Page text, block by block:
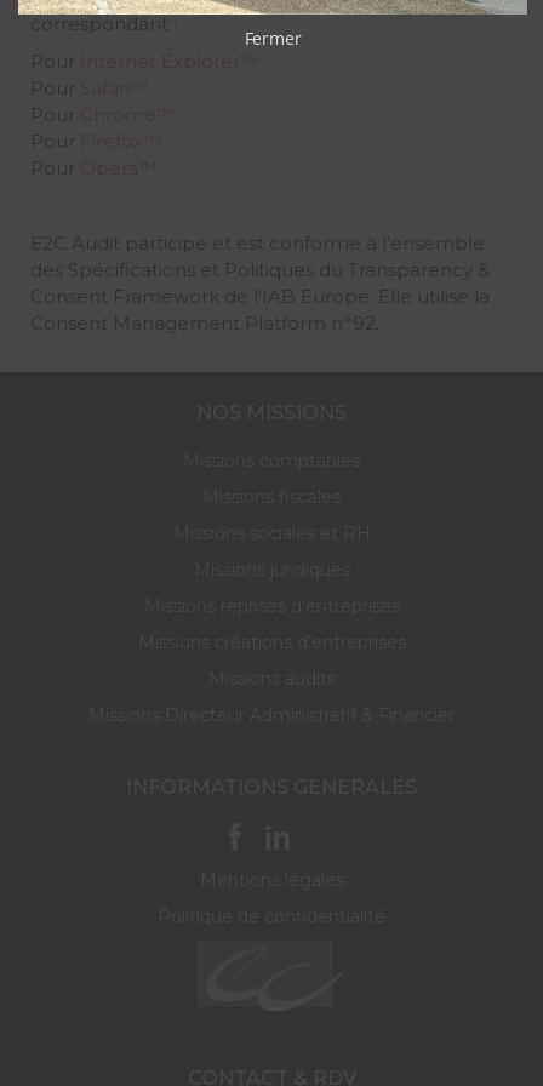
correspondant :
Pour
Pour
Pour
Pour
Pour
E2C Audit participe et est conforme à l’ensemble
des Spécifications et Politiques du Transparency &
Consent Framework de l’IAB Europe. Elle utilise la
Consent Management Platform n°92.
Fermer